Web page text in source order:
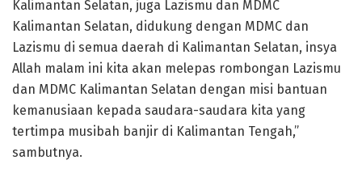
Kalimantan Selatan, juga Lazismu dan MDMC
Kalimantan Selatan, didukung dengan MDMC dan
Lazismu di semua daerah di Kalimantan Selatan, insya
Allah malam ini kita akan melepas rombongan Lazismu
dan MDMC Kalimantan Selatan dengan misi bantuan
kemanusiaan kepada saudara-saudara kita yang
tertimpa musibah banjir di Kalimantan Tengah,”
sambutnya.